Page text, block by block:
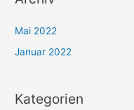
Mai 2022
Januar 2022
Kategorien